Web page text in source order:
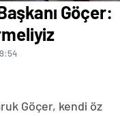
Göçer:
Göçer, kendi öz